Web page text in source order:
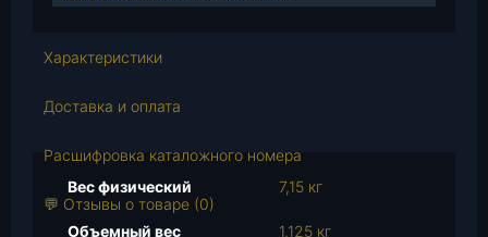
в
т
в
р
Характеристики
Доставка и оплата
Расшифровка каталожного номера
💬 Отзывы о товаре (0)
Вес физический 7,15 кг
Объемный вес 1,125 кг